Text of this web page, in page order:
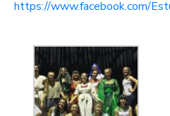
https://www.facebook.com/